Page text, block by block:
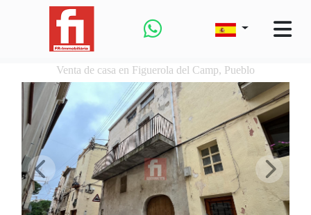
Venta de casa en Figuerola del Camp, Pueblo